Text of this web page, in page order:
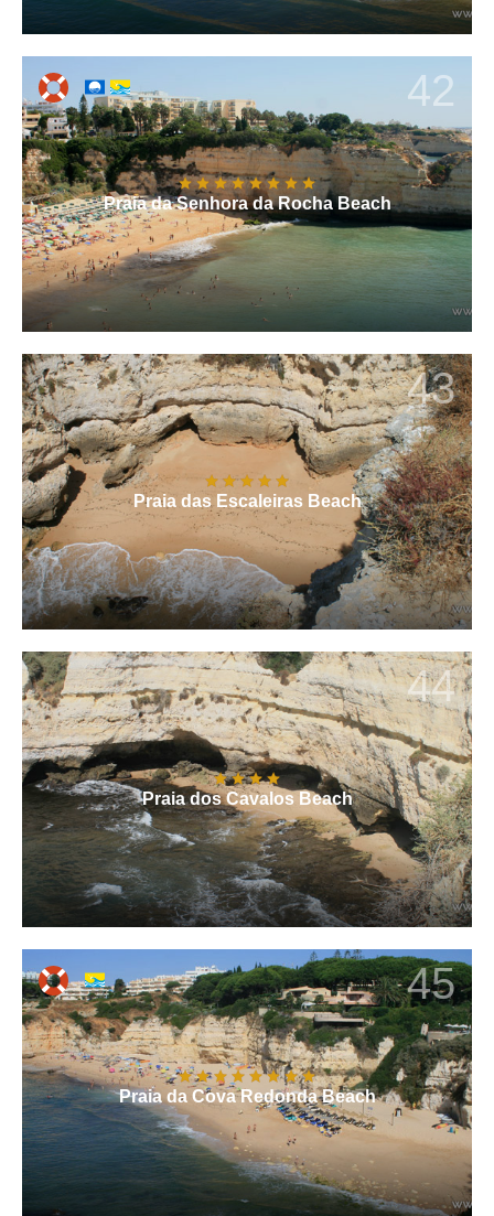
42
Praia da Senhora da Rocha Beach
43
Praia das Escaleiras Beach
44
Praia dos Cavalos Beach
45
Praia da Cova Redonda Beach